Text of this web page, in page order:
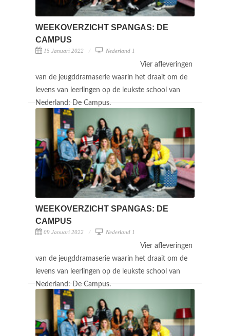
WEEKOVERZICHT SPANGAS: DE
CAMPUS
15 Januari 2022 Nederland 1
Vier afleveringen
van de jeugddramaserie waarin het draait om de
levens van leerlingen op de leukste school van
Nederland: De Campus.
WEEKOVERZICHT SPANGAS: DE
CAMPUS
09 Januari 2022 Nederland 1
Vier afleveringen
van de jeugddramaserie waarin het draait om de
levens van leerlingen op de leukste school van
Nederland: De Campus.